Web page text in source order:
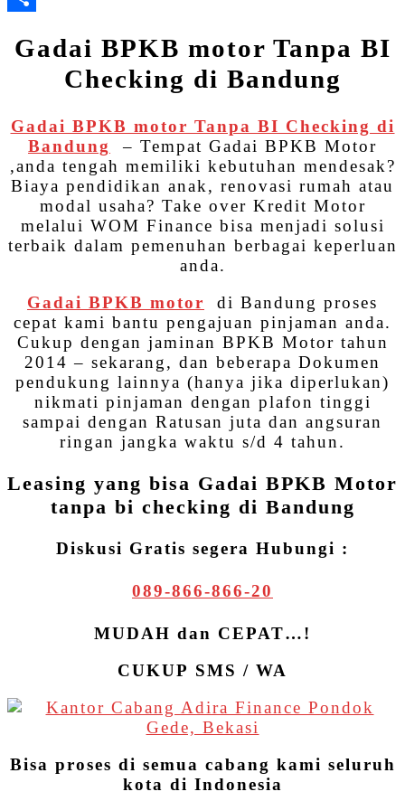
Gadai BPKB motor Tanpa BI
Checking di Bandung
Gadai BPKB motor Tanpa BI Checking di
Bandung
– Tempat Gadai BPKB Motor
,anda tengah memiliki kebutuhan mendesak?
Biaya pendidikan anak, renovasi rumah atau
modal usaha? Take over Kredit Motor
melalui WOM Finance bisa menjadi solusi
terbaik dalam pemenuhan berbagai keperluan
anda.
Gadai BPKB motor
di Bandung proses
cepat kami bantu pengajuan pinjaman anda.
Cukup dengan jaminan BPKB Motor tahun
2014 – sekarang, dan beberapa Dokumen
pendukung lainnya (hanya jika diperlukan)
nikmati pinjaman dengan plafon tinggi
sampai dengan Ratusan juta dan angsuran
ringan jangka waktu s/d 4 tahun.
Leasing yang bisa Gadai BPKB Motor
tanpa bi checking di Bandung
Diskusi Gratis segera Hubungi :
089-866-866-20
MUDAH dan CEPAT…!
CUKUP SMS / WA
Bisa proses di semua cabang kami seluruh
kota di Indonesia